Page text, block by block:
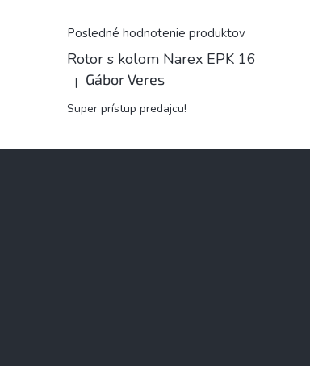
Posledné hodnotenie produktov
Rotor s kolom Narex EPK 16
Hodnotenie produktu je 5 z 5 hviezdičiek.
| Gábor Veres
Super prístup predajcu!